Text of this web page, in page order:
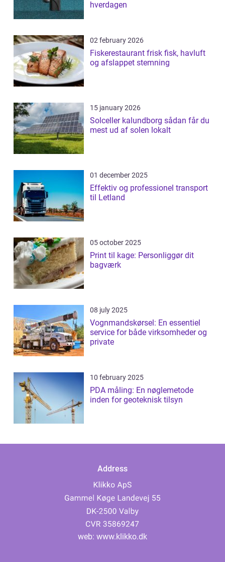
hverdagen
02 february 2026
Fiskerestaurant frisk fisk, havluft
og afslappet stemning
15 january 2026
Solceller kalundborg sådan får du
mest ud af solen lokalt
01 december 2025
Effektiv og professionel transport
til Letland
05 october 2025
Print til kage: Personliggør dit
bagværk
08 july 2025
Vognmandskørsel: En essentiel
service for både virksomheder og
private
10 february 2025
PDA måling: En nøglemetode
inden for geoteknisk tilsyn
Address
web: www.klikko.dk